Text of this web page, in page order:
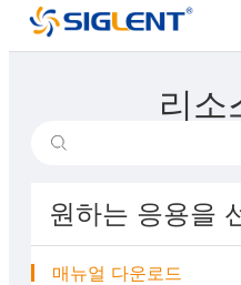
리소
원하는 응용을
매뉴얼 다운로드